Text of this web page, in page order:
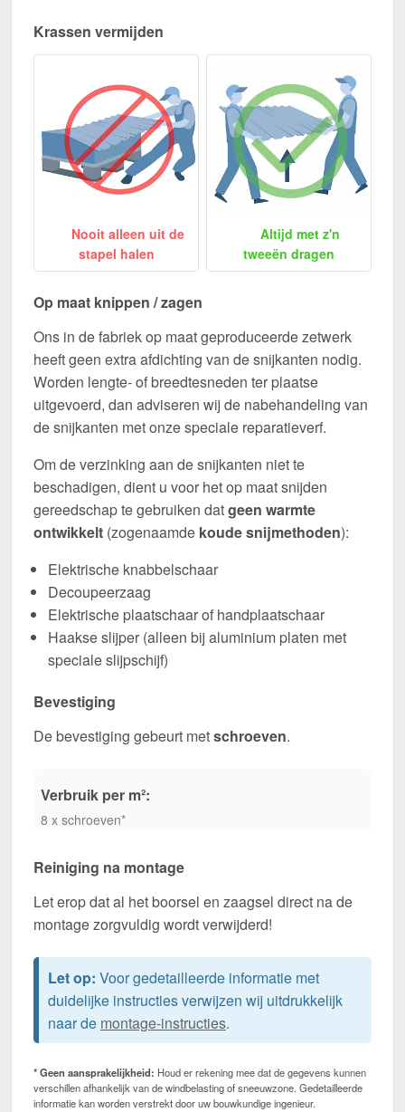
Krassen vermijden
Nooit alleen uit de
stapel halen
Altijd met z'n
tweeën dragen
Op maat knippen / zagen
Ons in de fabriek op maat geproduceerde zetwerk
heeft geen extra afdichting van de snijkanten nodig.
Worden lengte- of breedtesneden ter plaatse
uitgevoerd, dan adviseren wij de nabehandeling van
de snijkanten met onze speciale reparatieverf.
Om de verzinking aan de snijkanten niet te
beschadigen, dient u voor het op maat snijden
gereedschap te gebruiken datgeen warmte
ontwikkelt (zogenaamde koude snijmethoden):
Elektrische knabbelschaar
Decoupeerzaag
Elektrische plaatschaar of handplaatschaar
Haakse slijper (alleen bij aluminium platen met
speciale slijpschijf)
Bevestiging
De bevestiging gebeurt metschroeven.
Verbruik per m²:
8 x schroeven*
Reiniging na montage
Let erop dat al het boorsel en zaagsel direct na de
montage zorgvuldig wordt verwijderd!
Let op: Voor gedetailleerde informatie met
duidelijke instructies verwijzen wij uitdrukkelijk
naar de montage-instructies.
* Geen aansprakelijkheid: Houd er rekening mee dat de gegevens kunnen
verschillen afhankelijk van de windbelasting of sneeuwzone. Gedetailleerde
informatie kan worden verstrekt door uw bouwkundige ingenieur.